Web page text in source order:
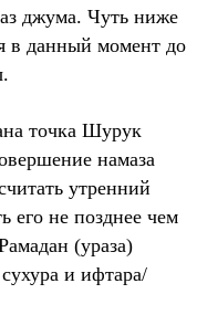
джума. Чуть ниже
в данный момент до
точка Шурук
намаза
утренний
его не позднее чем
(ураза)
и ифтара/